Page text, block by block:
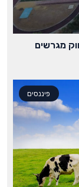
מגרשים
פיננסים